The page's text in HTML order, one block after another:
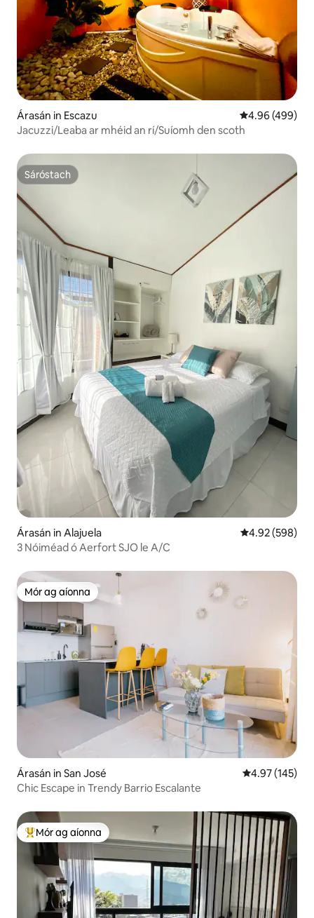
Árasán in Escazu Meánrátáil
4.96 (499)
Jacuzzi/Leaba ar mhéid an rí/Suíomh den scoth
Sáróstach
Sáróstach
Árasán in Alajuela Meánrátáil
4.92 (598)
3 Nóiméad ó Aerfort SJO le A/C
Mór ag aíonna
Mór ag aíonna
Árasán in San José Meánrátáil
4.97 (145)
Chic Escape in Trendy Barrio Escalante
An-mhór ag aíonna
Mór ag aíonna